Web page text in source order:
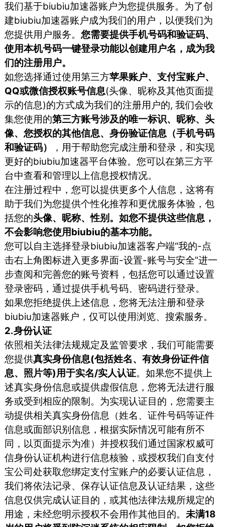
我们基于biubiu加速器账户为您提供服务。为了创
建biubiu加速器账户成为我们的用户，以便我们为
您提供用户服务。您需要提供手机号码和验证码、
使用本机号码一键登录功能以创建用户名，成为我
们的注册用户。
如您选择通过使用第三方苹果账户、支付宝账户、
QQ或微信授权账号信息(头像、昵称及其他页面提
示的信息)的方式成为我们的注册用户的, 我们会收
集您使用的第三方账号涉及的唯一标识、昵称、头
像、您授权的其他信息、身份验证信息（手机号码
和验证码）
，用于帮助您完成注册和登录，和实现
更好的biubiu加速器平台体验。您可以在第三方平
台中查看和管理以上信息授权情况。
在注册过程中，您可以提供更多个人信息，这将有
助于我们为您提供个性化推荐和更优服务体验，包
括您的头像、昵称、性别。如您不提供这些信息，
不会影响您使用biubiu的基本功能。
您可以自主选择登录biubiu加速器客户端“我的-点
击右上角图标进入更多界面-设置-账号与安全”进一
步查阅和完善您的账号资料，包括您可以通过设置
登录密码，通过提供手机号码、密码进行登录。
如果您拒绝提供上述信息，您将无法注册和登录
biubiu加速器账户，仅可以使用浏览、搜索服务。
2.身份认证
依照相关法律法规规定及监管要求，我们可能需要
您提供真实身份信息(包括姓名、有效身份证件信
息、照片等)用于实名/实人认证。如果您不提供上
述真实身份信息或提供虚假信息，您将无法进行服
务或受到相应的限制。为实现认证目的，您需要主
动提供相关真实身份信息（姓名、证件号码等证件
信息或面部识别信息，根据实际情况可能有所不
同，以页面提示为准）并授权我们通过国家权威可
信身份认证机构进行信息核验，或授权我们自支付
宝公司处获取您绑定支付宝账户的必要认证信息，
我们将依法记录、保存认证信息及认证结果，这些
信息仅供完成认证目的，或其他法律法规所规定的
用途，未经您明示授权不会用作其他目的。未满18